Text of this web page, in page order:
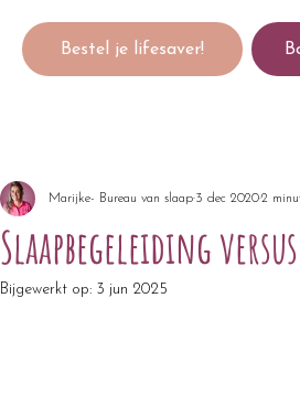
Bestel je lifesaver!
Slaapbegeleiding
Marijke- Bureau van slaap 3 dec 20202
Bijgewerkt op: 3 jun 2025